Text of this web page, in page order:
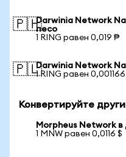
🇵🇭Darwinia Network
песо
1 RING равен 0,019 ₱
🇵🇱Darwinia Network
1 RING равен 0,001166
Конвертируйте
Morpheus Network
1 MNW равен 0,0116 $